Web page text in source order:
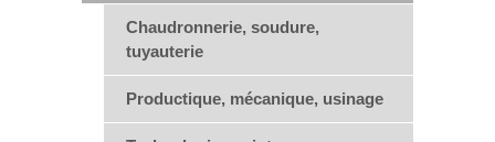
Chaudronnerie, soudure,
tuyauterie
Productique, mécanique, usinage